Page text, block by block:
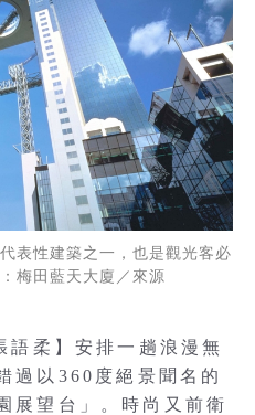
表性建築之一，也是觀光客必
梅田藍天大廈／來源
語柔】安排一趟浪漫無
過以360度絕景聞名的
展望台」。時尚又前衛